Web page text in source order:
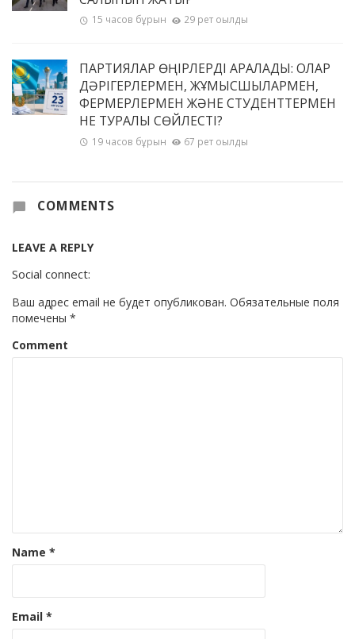
15 часов бұрын 29 рет оқылды
ПАРТИЯЛАР ӨҢІРЛЕРДІ АРАЛАДЫ: ОЛАР
ДӘРІГЕРЛЕРМЕН, ЖҰМЫСШЫЛАРМЕН,
ФЕРМЕРЛЕРМЕН ЖӘНЕ СТУДЕНТТЕРМЕН
НЕ ТУРАЛЫ СӨЙЛЕСТІ?
19 часов бұрын 67 рет оқылды
COMMENTS
LEAVE A REPLY
Social connect:
Ваш адрес email не будет опубликован. Обязательные поля
помечены *
Comment
Name *
Email *